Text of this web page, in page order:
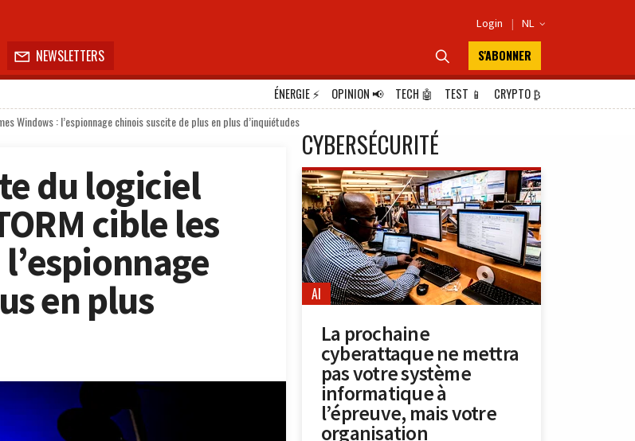
Login | NL 
 NEWSLETTERS  S'ABONNER
ÉNERGIE⚡ OPINION📢 TECH 🤖 TEST 📱 CRYPTO₿
Windows : l’espionnage chinois suscite de plus en plus d’inquiétudes
du logiciel
cible les
en plus
CYBERSÉCURITÉ
AI
La prochaine
cyberattaque ne mettra
pas votre système
informatique à
l’épreuve, mais votre
organisation